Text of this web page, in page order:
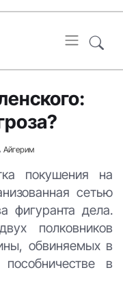
Айгерим
покушения на
сетью
фигуранта дела.
полковников
обвиняемых в
в